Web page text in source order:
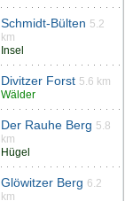
Schmidt-Bülten 5.2
km
Insel
Divitzer Forst 5.6 km
Wälder
Der Rauhe Berg 5.8
km
Hügel
Glöwitzer Berg 6.2
km